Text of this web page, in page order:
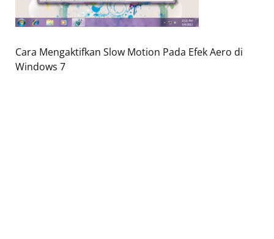
Cara Mengaktifkan Slow Motion Pada Efek Aero di
Windows 7